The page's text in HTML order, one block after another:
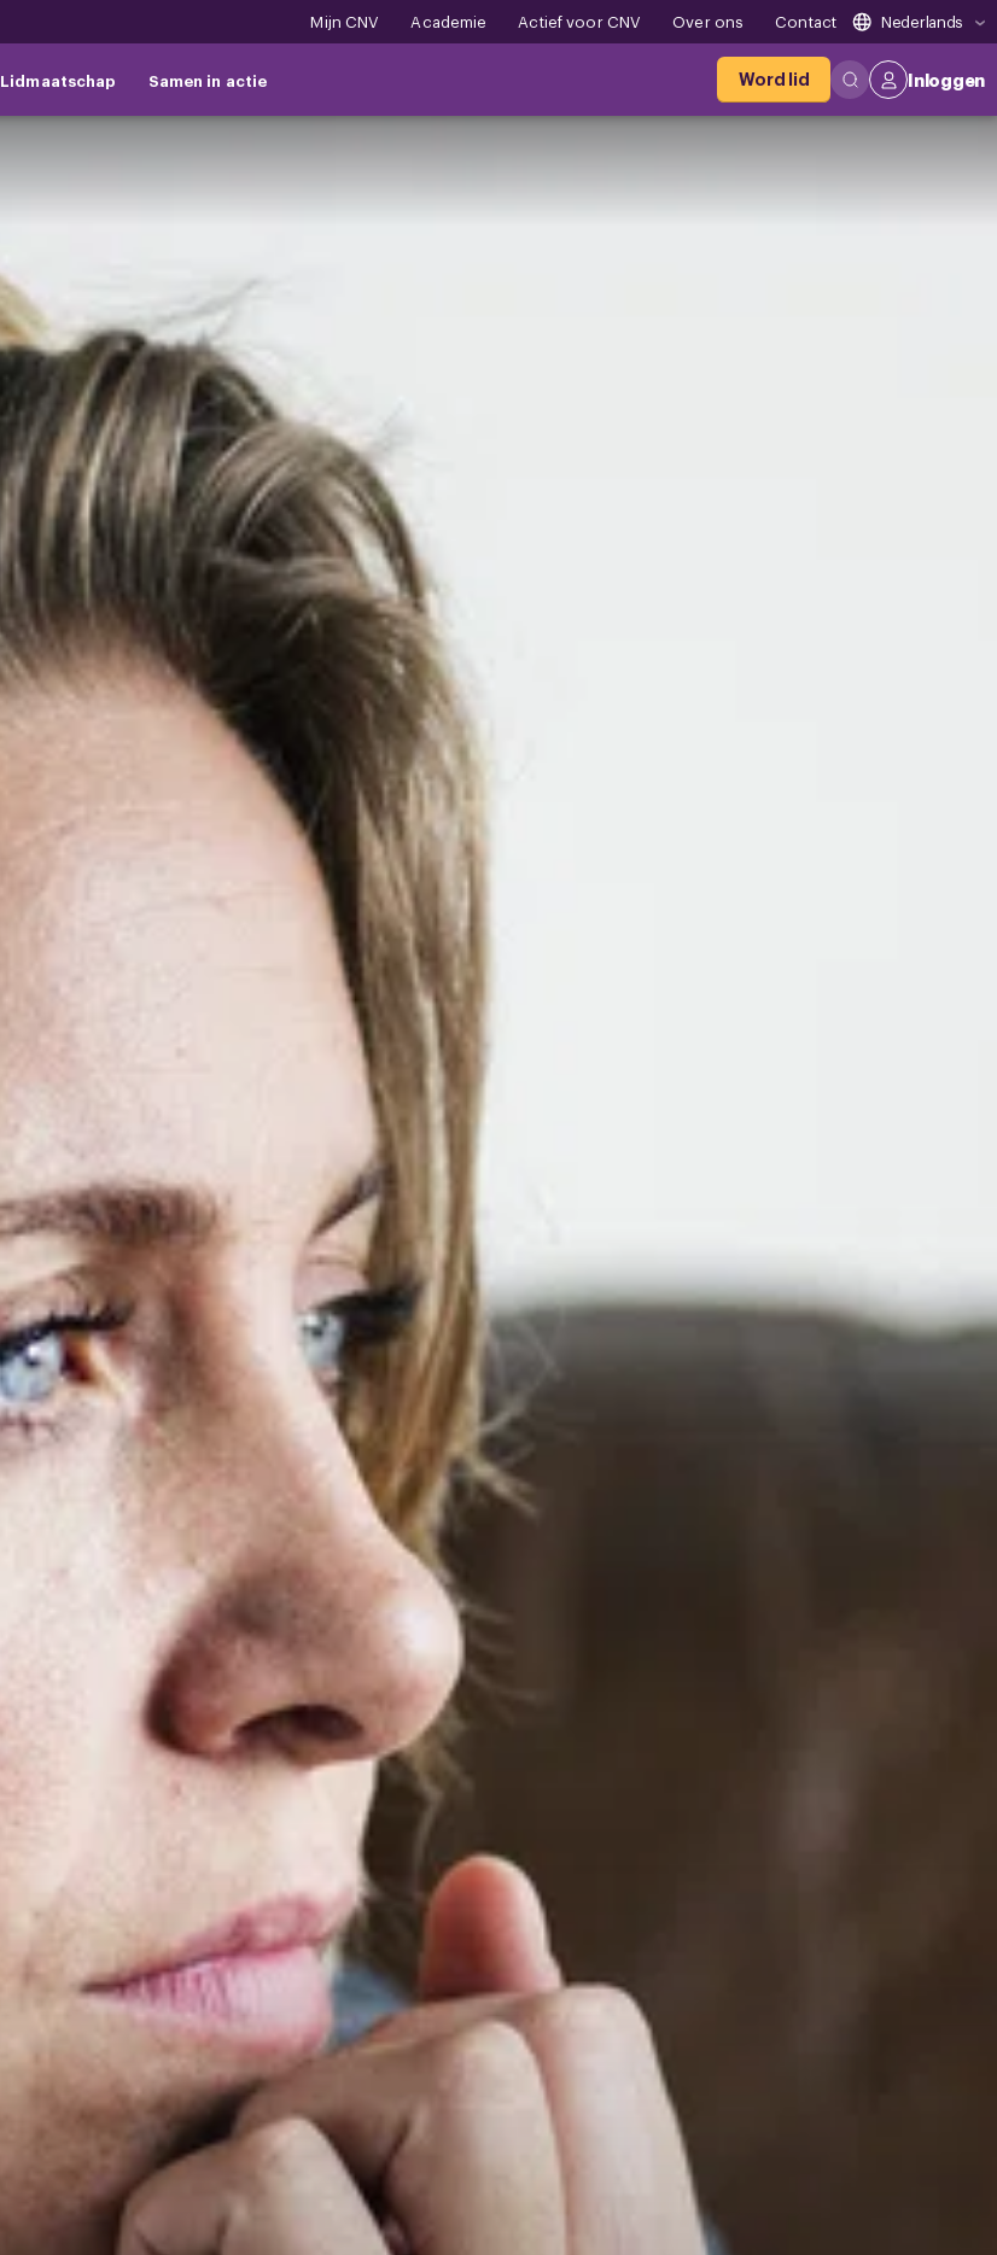
Mijn CNV Academie Actief voor CNV Over ons Contact Nederlands
Lidmaatschap Samen in actie Word lid
Inloggen